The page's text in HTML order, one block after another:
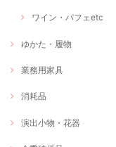
ワイン・パフェetc
ゆかた・履物
業務用家具
消耗品
演出小物・花器